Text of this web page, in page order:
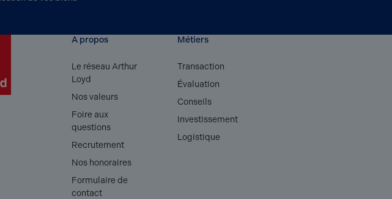
A propos
Le réseau Arthur
Loyd
Nos valeurs
Foire aux
questions
Recrutement
Nos honoraires
Formulaire de
contact
Métiers
Transaction
Évaluation
Conseils
Investissement
Logistique